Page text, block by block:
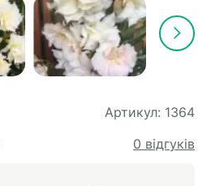
Артикул: 1364
0 відгуків